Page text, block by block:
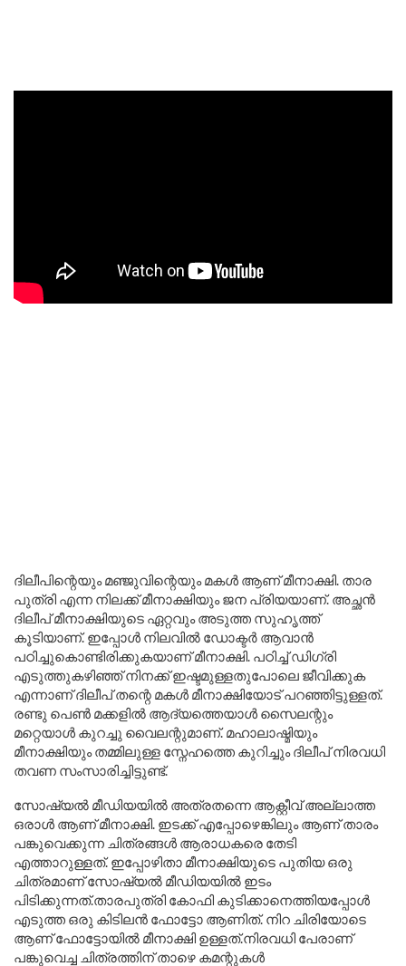
ദിലീപിന്റെയും മഞ്ജുവിന്റെയും മകൾ ആണ് മീനാക്ഷി. താര
പുത്രി എന്ന നിലക്ക് മീനാക്ഷിയും ജന പ്രിയയാണ്. അച്ഛൻ
ദിലീപ് മീനാക്ഷിയുടെ ഏറ്റവും അടുത്ത സുഹൃത്ത്
കൂടിയാണ്. ഇപ്പോൾ നിലവിൽ ഡോക്ടർ ആവാൻ
പഠിച്ചുകൊണ്ടിരിക്കുകയാണ് മീനാക്ഷി. പഠിച്ച് ഡിഗ്രി
എടുത്തുകഴിഞ്ഞ് നിനക്ക് ഇഷ്ടമുള്ളതുപോലെ ജീവിക്കുക
എന്നാണ് ദിലീപ് തന്റെ മകൾ മീനാക്ഷിയോട് പറഞ്ഞിട്ടുള്ളത്.
രണ്ടു പെൺ മക്കളിൽ ആദ്യത്തെയാൾ സൈലന്റും
മറ്റെയാൾ കുറച്ചു വൈലന്റുമാണ്. മഹാലാഷ്മിയും
മീനാക്ഷിയും തമ്മിലുള്ള സ്നേഹത്തെ കുറിച്ചും ദിലീപ് നിരവധി
തവണ സംസാരിച്ചിട്ടുണ്ട്.
സോഷ്യൽ മീഡിയയിൽ അത്രതന്നെ ആക്റ്റീവ് അല്ലാത്ത
ഒരാൾ ആണ് മീനാക്ഷി. ഇടക്ക് എപ്പോഴെങ്കിലും ആണ് താരം
പങ്കുവെക്കുന്ന ചിത്രങ്ങൾ ആരാധകരെ തേടി
എത്താറുള്ളത്. ഇപ്പോഴിതാ മീനാക്ഷിയുടെ പുതിയ ഒരു
ചിത്രമാണ് സോഷ്യൽ മീഡിയയിൽ ഇടം
പിടിക്കുന്നത്.താരപുത്രി കോഫി കുടിക്കാനെത്തിയപ്പോൾ
എടുത്ത ഒരു കിടിലൻ ഫോട്ടോ ആണിത്. നിറ ചിരിയോടെ
ആണ് ഫോട്ടോയിൽ മീനാക്ഷി ഉള്ളത്.നിരവധി പേരാണ്
പങ്കുവെച്ച ചിത്രത്തിന് താഴെ കമന്റുകൾ